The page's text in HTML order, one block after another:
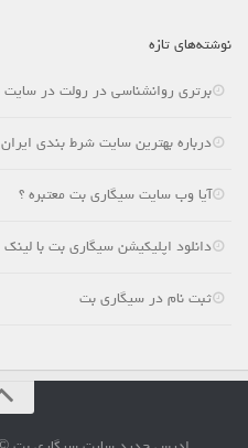
نوشته‌های تازه
برتری روانشناسی در رولت در
درباره بهترین سایت شرط بندی
آیا وب سایت سیگاری بت معتبره ؟
دانلود اپلیکیشن سیگاری بت با
ثبت نام در سیگاری بت